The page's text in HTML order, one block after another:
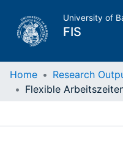
University of
FIS
Home
Home Research